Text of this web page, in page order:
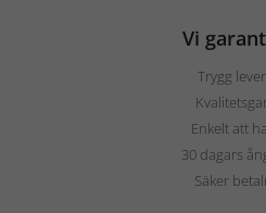
Vi
Trygg
Enkelt att
30 dagars
Säker